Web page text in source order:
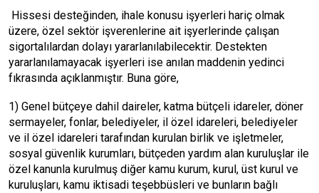
Hissesi desteğinden, ihale konusu işyerleri hariç olmak
üzere, özel sektör işverenlerine ait işyerlerinde çalışan
sigortalılardan dolayı yararlanılabilecektir. Destekten
yararlanılamayacak işyerleri ise anılan maddenin yedinci
fıkrasında açıklanmıştır. Buna göre,
1) Genel bütçeye dahil daireler, katma bütçeli idareler, döner
sermayeler, fonlar, belediyeler, il özel idareleri, belediyeler
ve il özel idareleri tarafından kurulan birlik ve işletmeler,
sosyal güvenlik kurumları, bütçeden yardım alan kuruluşlar ile
özel kanunla kurulmuş diğer kamu kurum, kurul, üst kurul ve
kuruluşları, kamu iktisadi teşebbüsleri ve bunların bağlı